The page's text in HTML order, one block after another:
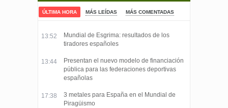
ÚLTIMA HORA MÁS LEÍDAS MÁS COMENTADAS
13:52
Mundial de Esgrima: resultados de los
tiradores españoles
13:44
Presentan el nuevo modelo de financiación
pública para las federaciones deportivas
españolas
17:38
3 metales para España en el Mundial de
Piragüismo